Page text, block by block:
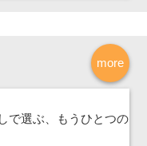
more
で選ぶ、もうひとつの